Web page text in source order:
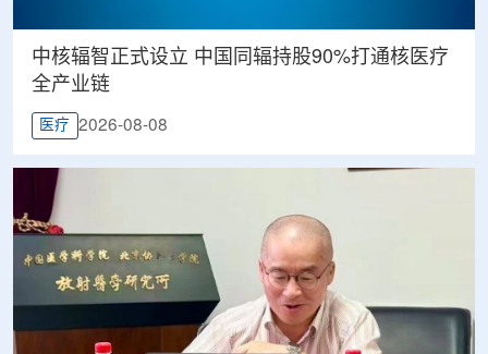
中核辐智正式设立 中国同辐持股90%打通核医疗
全产业链
医疗 2026-08-08